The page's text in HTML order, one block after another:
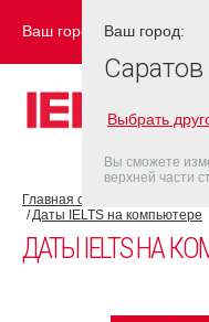
Ваш город: САРАТОВ
Главная страница
Даты IELTS на компьютере
ДАТЫ IELTS НА
Ваш город:
Саратов
Выбрать
Вы сможете
верхней части